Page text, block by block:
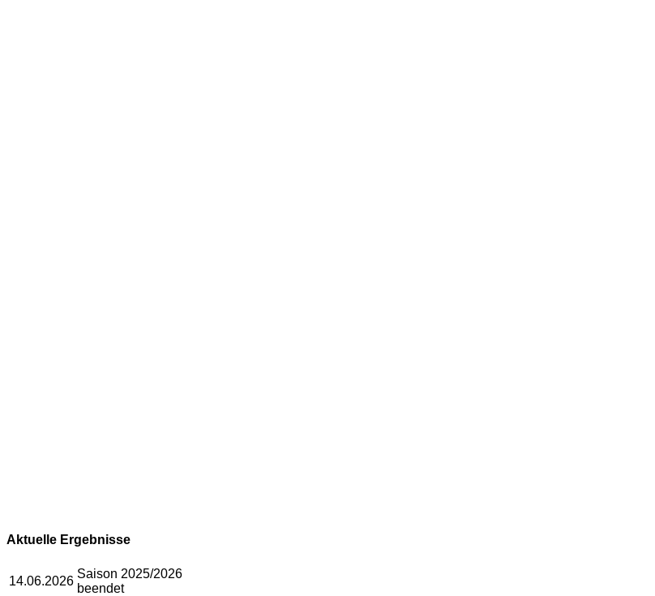
Aktuelle Ergebnisse
14.06.2026
Saison 2025/2026
beendet